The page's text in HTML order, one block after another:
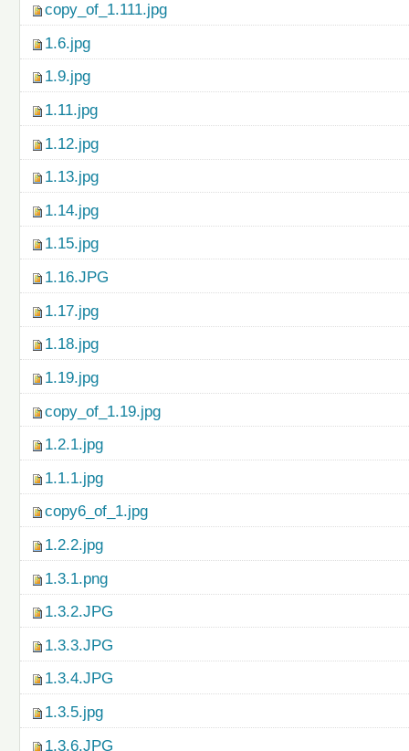
copy_of_1.111.jpg
1.6.jpg
1.9.jpg
1.11.jpg
1.12.jpg
1.13.jpg
1.14.jpg
1.15.jpg
1.16.JPG
1.17.jpg
1.18.jpg
1.19.jpg
copy_of_1.19.jpg
1.2.1.jpg
1.1.1.jpg
copy6_of_1.jpg
1.2.2.jpg
1.3.1.png
1.3.2.JPG
1.3.3.JPG
1.3.4.JPG
1.3.5.jpg
1.3.6.JPG